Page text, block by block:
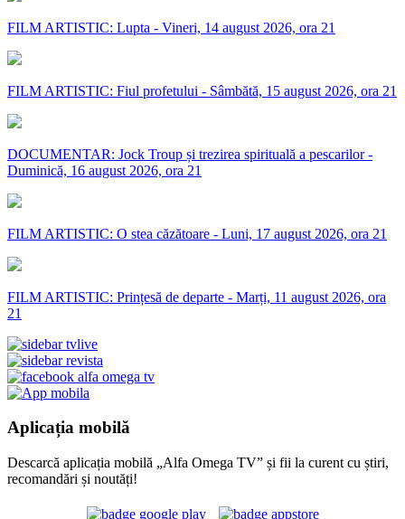
FILM ARTISTIC: Lupta - Vineri, 14 august 2026, ora 21
FILM ARTISTIC: Fiul profetului - Sâmbătă, 15 august 2026, ora 21
DOCUMENTAR: Jock Troup și trezirea spirituală a pescarilor -
Duminică, 16 august 2026, ora 21
FILM ARTISTIC: O stea căzătoare - Luni, 17 august 2026, ora 21
FILM ARTISTIC: Prințesă de departe - Marți, 11 august 2026, ora
21
Aplicația mobilă
Descarcă aplicația mobilă „Alfa Omega TV” și fii la curent cu știri,
recomandări și noutăți!